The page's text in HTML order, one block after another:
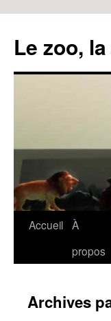
Le zoo,
Aller
Accueil À
propos
Archives